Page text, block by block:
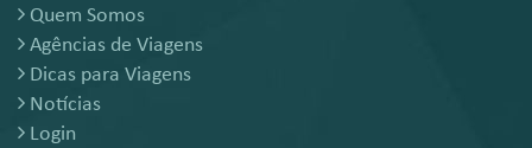
Quem Somos
Agências de Viagens
Dicas para Viagens
Notícias
Login